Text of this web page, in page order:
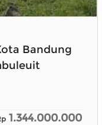
Bandung
1.344.000.000